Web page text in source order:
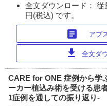
全文ダウンロード：
円(税込) です。
article アブ
download 全文ダ
CARE for ONE 症例から学
ーカー植込み術を受ける患
1症例を通しての振り返り‐